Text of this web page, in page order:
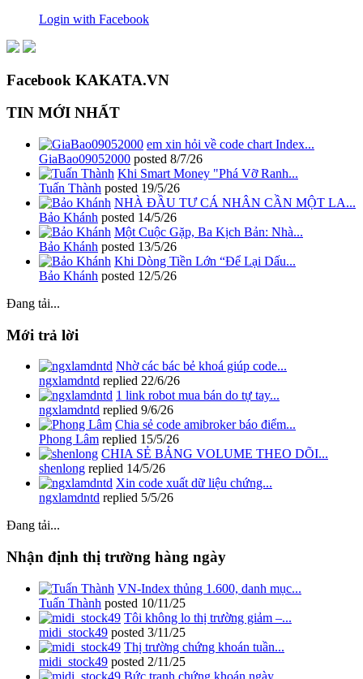
Login with Facebook
Facebook KAKATA.VN
TIN MỚI NHẤT
em xin hỏi về code chart Index...
GiaBao09052000 posted 8/7/26
Khi Smart Money "Phá Vỡ Ranh...
Tuấn Thành posted 19/5/26
NHÀ ĐẦU TƯ CÁ NHÂN CẦN MỘT LA...
Bảo Khánh posted 14/5/26
Một Cuộc Gặp, Ba Kịch Bản: Nhà...
Bảo Khánh posted 13/5/26
Khi Dòng Tiền Lớn “Để Lại Dấu...
Bảo Khánh posted 12/5/26
Đang tải...
Mới trả lời
Nhờ các bác bẻ khoá giúp code...
ngxlamdntd replied 22/6/26
1 link robot mua bán do tự tay...
ngxlamdntd replied 9/6/26
Chia sẻ code amibroker báo điểm...
Phong Lâm replied 15/5/26
CHIA SẺ BẢNG VOLUME THEO DÕI...
shenlong replied 14/5/26
Xin code xuất dữ liệu chứng...
ngxlamdntd replied 5/5/26
Đang tải...
Nhận định thị trường hàng ngày
VN-Index thủng 1.600, danh mục...
Tuấn Thành posted 10/11/25
Tôi không lo thị trường giảm –...
midi_stock49 posted 3/11/25
Thị trường chứng khoán tuần...
midi_stock49 posted 2/11/25
Bức tranh chứng khoán ngày...